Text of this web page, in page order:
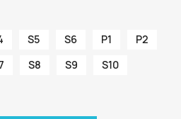
S5 S6 P1
P2
S8 S9 S10